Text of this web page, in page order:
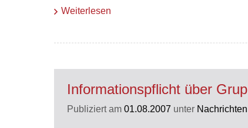
Weiterlesen
Informationspflicht über
Publiziert am 01.08.2007 unter Nachrichten